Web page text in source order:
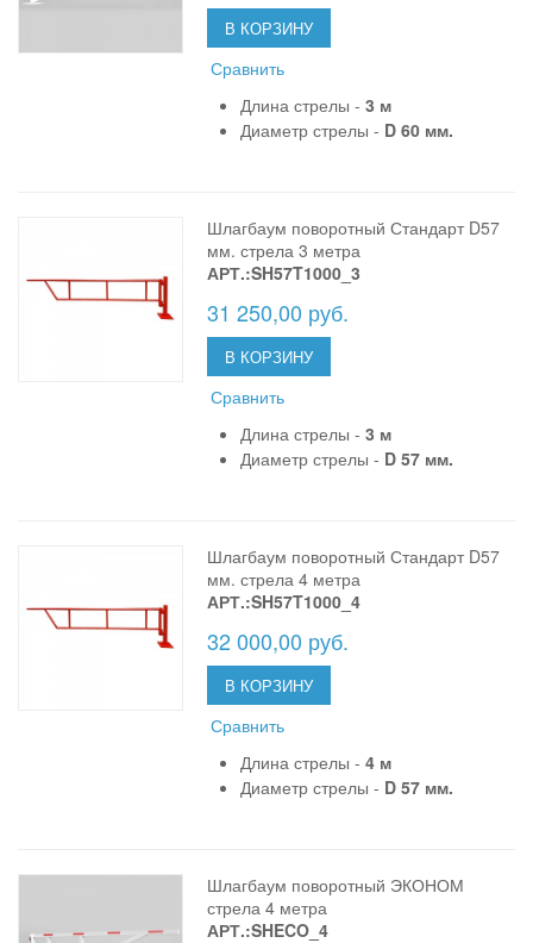
В КОРЗИНУ
Сравнить
Длина стрелы -3 м
Диаметр стрелы - D 60 мм.
Шлагбаум поворотный Стандарт D57
мм. стрела 3 метра
АРТ.:SH57T1000_3
31 250,00 руб.
В КОРЗИНУ
Сравнить
Длина стрелы -3 м
Диаметр стрелы - D 57 мм.
Шлагбаум поворотный Стандарт D57
мм. стрела 4 метра
АРТ.:SH57T1000_4
32 000,00 руб.
В КОРЗИНУ
Сравнить
Длина стрелы -4 м
Диаметр стрелы - D 57 мм.
Шлагбаум поворотный ЭКОНОМ
стрела 4 метра
АРТ.:SHECO_4